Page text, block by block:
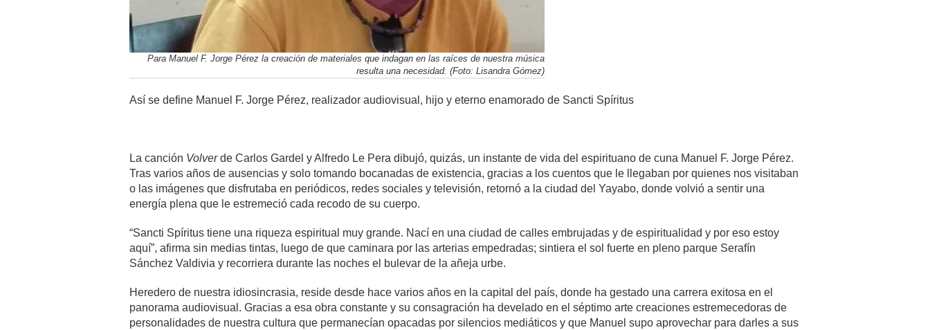
Para Manuel F. Jorge Pérez la creación de materiales que indagan en las raíces de nuestra música
resulta una necesidad. (Foto: Lisandra Gómez)
Así se define Manuel F. Jorge Pérez, realizador audiovisual, hijo y eterno enamorado de Sancti Spíritus
La canción Volverde Carlos Gardel y Alfredo Le Pera dibujó, quizás, un instante de vida del espirituano de cuna Manuel F. Jorge Pérez.
Tras varios años de ausencias y solo tomando bocanadas de existencia, gracias a los cuentos que le llegaban por quienes nos visitaban
o las imágenes que disfrutaba en periódicos, redes sociales y televisión, retornó a la ciudad del Yayabo, donde volvió a sentir una
energía plena que le estremeció cada recodo de su cuerpo.
“Sancti Spíritus tiene una riqueza espiritual muy grande. Nací en una ciudad de calles embrujadas y de espiritualidad y por eso estoy
aquí”, afirma sin medias tintas, luego de que caminara por las arterias empedradas; sintiera el sol fuerte en pleno parque Serafín
Sánchez Valdivia y recorriera durante las noches el bulevar de la añeja urbe.
Heredero de nuestra idiosincrasia, reside desde hace varios años en la capital del país, donde ha gestado una carrera exitosa en el
panorama audiovisual. Gracias a esa obra constante y su consagración ha develado en el séptimo arte creaciones estremecedoras de
personalidades de nuestra cultura que permanecían opacadas por silencios mediáticos y que Manuel supo aprovechar para darles a sus